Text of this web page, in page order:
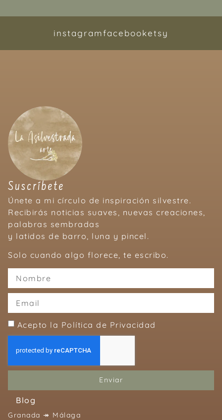
instagramfacebooketsy
Suscríbete
Únete a mi círculo de inspiración silvestre.
Recibirás noticias suaves, nuevas creaciones,
palabras sembradas
y latidos de barro, luna y pincel.
Solo cuando algo florece, te escribo.
Acepto la Política de Privacidad
Enviar
Blog
Granada ↠ Málaga